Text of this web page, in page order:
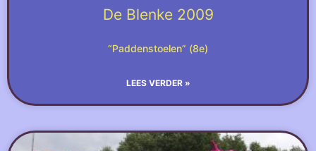
De Blenke 2009
“Paddenstoelen” (8e)
LEES VERDER »